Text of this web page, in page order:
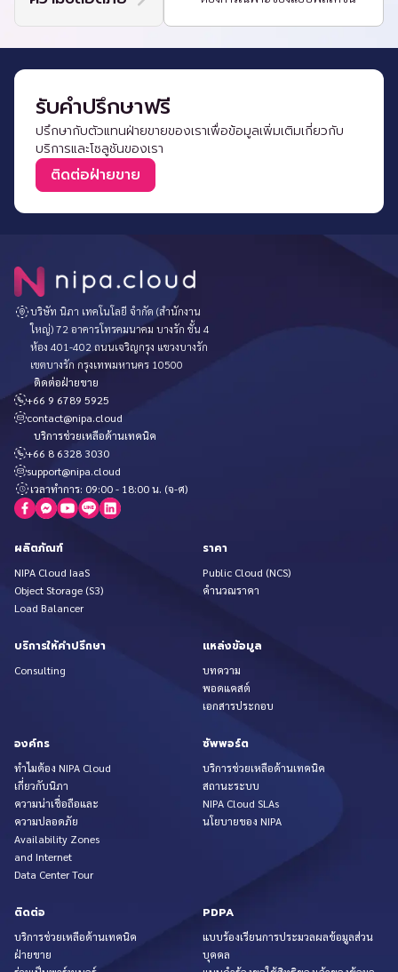
รับคำปรึกษาฟรี
ปรึกษากับตัวแทนฝ่ายขายของเราเพื่อข้อมูลเพิ่มเติมเกี่ยวกับ
บริการและโซลูชันของเรา
ติดต่อฝ่ายขาย
บริษัท นิภา เทคโนโลยี จำกัด (สำนักงาน
ใหญ่) 72 อาคารโทรคมนาคม บางรัก ชั้น 4
ห้อง 401-402 ถนนเจริญกรุง แขวงบางรัก
เขตบางรัก กรุงเทพมหานคร 10500
ติดต่อฝ่ายขาย
+66 9 6789 5925
contact@nipa.cloud
บริการช่วยเหลือด้านเทคนิค
+66 8 6328 3030
support@nipa.cloud
เวลาทำการ: 09:00 - 18:00 น. (จ-ศ)
ผลิตภัณฑ์
NIPA Cloud IaaS
Object Storage (S3)
Load Balancer
ราคา
Public Cloud (NCS)
คำนวณราคา
บริการให้คำปรึกษา
Consulting
แหล่งข้อมูล
บทความ
พอดแคสต์
เอกสารประกอบ
องค์กร
ทำไมต้อง NIPA Cloud
เกี่ยวกับนิภา
ความน่าเชื่อถือและ
ความปลอดภัย
Availability Zones
and Internet
Data Center Tour
ซัพพอร์ต
บริการช่วยเหลือด้านเทคนิค
สถานะระบบ
NIPA Cloud SLAs
นโยบายของ NIPA
ติดต่อ
บริการช่วยเหลือด้านเทคนิค
ฝ่ายขาย
PDPA
แบบร้องเรียนการประมวลผลข้อมูลส่วน
บุคคล